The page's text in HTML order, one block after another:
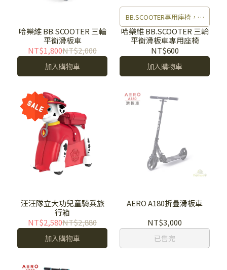
哈樂維 BB.SCOOTER 三輪
平衡滑板車
NT$1,800NT$2,000
加入購物車
BB.SCOOTER專用座椅，滑
板車變學步車。
哈樂維 BB.SCOOTER 三輪
平衡滑板車專用座椅
NT$600
加入購物車
汪汪隊立大功兒童騎乘旅
行箱
NT$2,580NT$2,880
加入購物車
AERO A180折疊滑板車
NT$3,000
已售完